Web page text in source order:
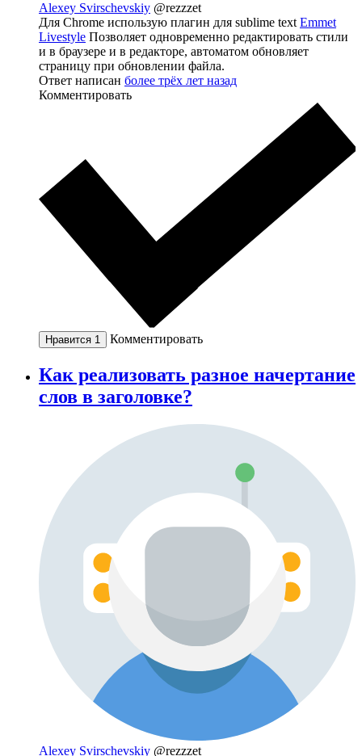
Alexey Svirschevskiy @rezzzet
Для Chrome использую плагин для sublime text Emmet
Livestyle Позволяет одновременно редактировать стили
и в браузере и в редакторе, автоматом обновляет
страницу при обновлении файла.
Ответ написан более трёх лет назад
Комментировать
Нравится 1 Комментировать
Как реализовать разное начертание
слов в заголовке?
Alexey Svirschevskiy @rezzzet